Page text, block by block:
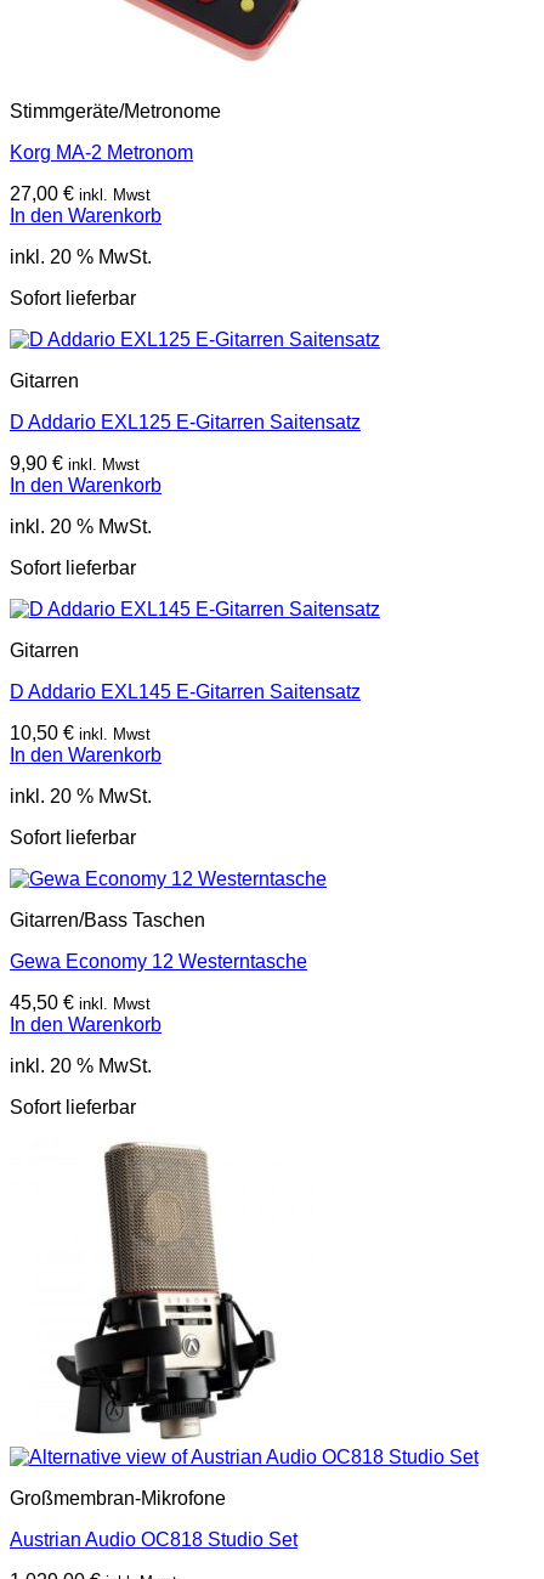
Stimmgeräte/Metronome
Korg MA-2 Metronom
27,00 € inkl. Mwst
In den Warenkorb
inkl. 20 % MwSt.
Sofort lieferbar
Gitarren
D Addario EXL125 E-Gitarren Saitensatz
9,90 € inkl. Mwst
In den Warenkorb
inkl. 20 % MwSt.
Sofort lieferbar
Gitarren
D Addario EXL145 E-Gitarren Saitensatz
10,50 € inkl. Mwst
In den Warenkorb
inkl. 20 % MwSt.
Sofort lieferbar
Gitarren/Bass Taschen
Gewa Economy 12 Westerntasche
45,50 € inkl. Mwst
In den Warenkorb
inkl. 20 % MwSt.
Sofort lieferbar
Großmembran-Mikrofone
Austrian Audio OC818 Studio Set